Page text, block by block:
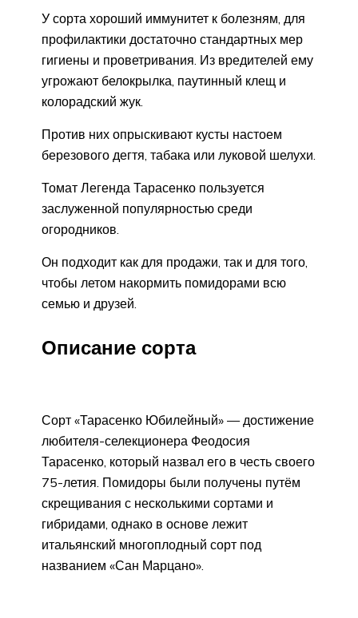
У сорта хороший иммунитет к болезням, для
профилактики достаточно стандартных мер
гигиены и проветривания. Из вредителей ему
угрожают белокрылка, паутинный клещ и
колорадский жук.
Против них опрыскивают кусты настоем
березового дегтя, табака или луковой шелухи.
Томат Легенда Тарасенко пользуется
заслуженной популярностью среди
огородников.
Он подходит как для продажи, так и для того,
чтобы летом накормить помидорами всю
семью и друзей.
Описание сорта
Сорт «Тарасенко Юбилейный» — достижение
любителя-селекционера Феодосия
Тарасенко, который назвал его в честь своего
75-летия. Помидоры были получены путём
скрещивания с несколькими сортами и
гибридами, однако в основе лежит
итальянский многоплодный сорт под
названием «Сан Марцано».